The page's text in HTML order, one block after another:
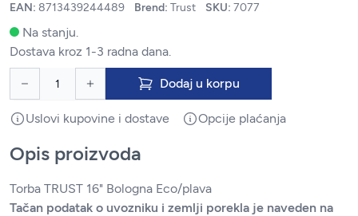
EAN: 8713439244489 Brend: Trust SKU: 7077
Na stanju.
Dostava kroz 1-3 radna dana.
Dodaj u korpu
Uslovi kupovine i dostave Opcije plaćanja
Opis proizvoda
Torba TRUST 16" Bologna Eco/plava
Tačan podatak o uvozniku i zemlji porekla je naveden na